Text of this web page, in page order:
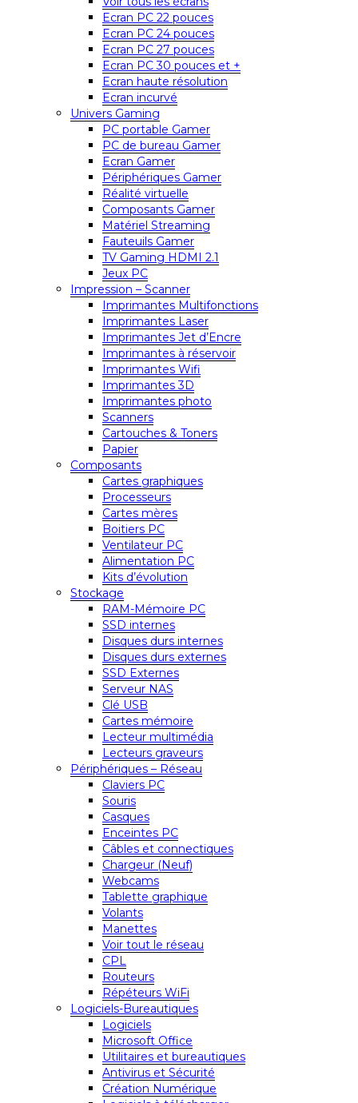
Ecran PC 22 pouces
Ecran PC 24 pouces
Ecran PC 27 pouces
Ecran PC 30 pouces et +
Ecran haute résolution
Ecran incurvé
Univers Gaming
PC portable Gamer
PC de bureau Gamer
Ecran Gamer
Périphériques Gamer
Réalité virtuelle
Composants Gamer
Matériel Streaming
Fauteuils Gamer
TV Gaming HDMI 2.1
Jeux PC
Impression – Scanner
Imprimantes Multifonctions
Imprimantes Laser
Imprimantes Jet d’Encre
Imprimantes à réservoir
Imprimantes Wifi
Imprimantes 3D
Imprimantes photo
Scanners
Cartouches & Toners
Papier
Composants
Cartes graphiques
Processeurs
Cartes mères
Boitiers PC
Ventilateur PC
Alimentation PC
Kits d’évolution
Stockage
RAM-Mémoire PC
SSD internes
Disques durs internes
Disques durs externes
SSD Externes
Serveur NAS
Clé USB
Cartes mémoire
Lecteur multimédia
Lecteurs graveurs
Périphériques – Réseau
Claviers PC
Souris
Casques
Enceintes PC
Câbles et connectiques
Chargeur (Neuf)
Webcams
Tablette graphique
Volants
Manettes
Voir tout le réseau
CPL
Routeurs
Répéteurs WiFi
Logiciels-Bureautiques
Logiciels
Microsoft Office
Utilitaires et bureautiques
Antivirus et Sécurité
Création Numérique